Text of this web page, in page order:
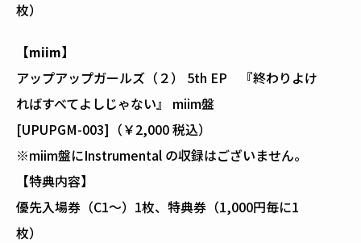
枚）
【miim】
アップアップガールズ（２） 5th EP 『終わりよけ
ればすべてよしじゃない』 miim盤
[UPUPGM-003]（￥2,000 税込）
※miim盤にInstrumental の収録はございません。
【特典内容】
優先入場券（C1～）1枚、特典券（1,000円毎に1
枚）